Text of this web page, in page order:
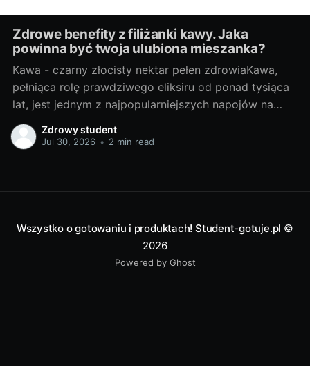
Zdrowe benefity z filiżanki kawy. Jaka
powinna być twoja ulubiona mieszanka?
Kawa - czarny złocisty nektar pełen zdrowiaKawa,
pełniąca rolę prawdziwego eliksiru od ponad tysiąca
lat, jest jednym z najpopularniejszych napojów na
świecie. Początki jej historii sięgają Etiopii, skąd
kawowe ziarna rozpoczęły swoją podróż na Bliski
Zdrowy student
Jul 30, 2026 • 2 min read
Wszystko o gotowaniu i produktach! Student-gotuje.pl ©
2026
Powered by Ghost